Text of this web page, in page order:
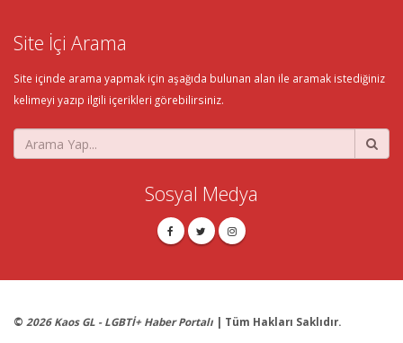
Site İçi Arama
Site içinde arama yapmak için aşağıda bulunan alan ile aramak istediğiniz
kelimeyi yazıp ilgili içerikleri görebilirsiniz.
Sosyal Medya
© 2026 Kaos GL - LGBTİ+ Haber Portalı | Tüm Hakları Saklıdır.